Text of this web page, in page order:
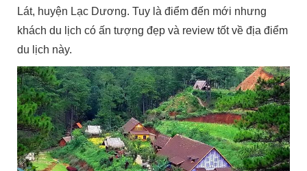
Lát, huyện Lạc Dương. Tuy là điểm đến mới nhưng
khách du lịch có ấn tượng đẹp và review tốt về địa điểm
du lịch này.